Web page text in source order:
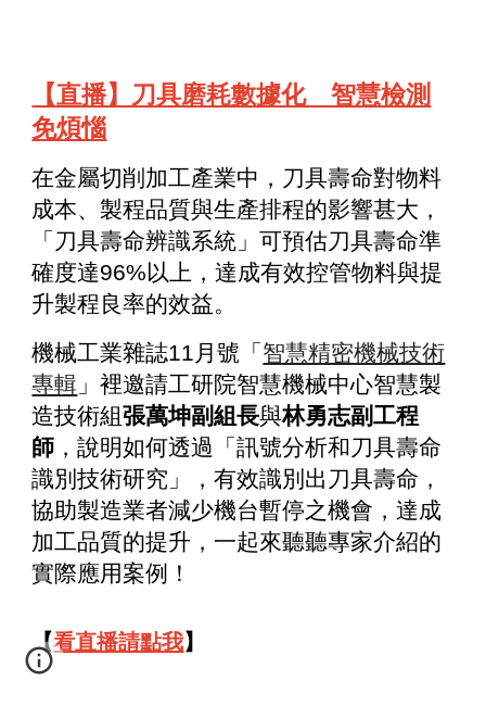
【直播】刀具磨耗數據化 智慧檢測
免煩惱
在金屬切削加工產業中，刀具壽命對物料
成本、製程品質與生產排程的影響甚大，
「刀具壽命辨識系統」可預估刀具壽命準
確度達96%以上，達成有效控管物料與提
升製程良率的效益。
機械工業雜誌11月號「 智慧精密機械技術
專輯 」裡邀請工研院智慧機械中心智慧製
造技術組張萬坤副組長與林勇志副工程
師 ，說明如何透過「訊號分析和刀具壽命
識別技術研究」，有效識別出刀具壽命，
協助製造業者減少機台暫停之機會，達成
加工品質的提升，一起來聽聽專家介紹的
實際應用案例！
【看直播請點我】